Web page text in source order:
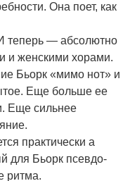
Она поет, как
теперь — абсолютно
и женскими хорами.
Бьорк «мимо нот» и
Еще больше ее
Еще сильнее
практически а
для Бьорк псевдо-
ритма.